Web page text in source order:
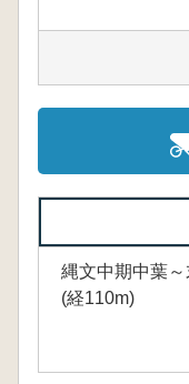
縄文中期中葉
(経110m)